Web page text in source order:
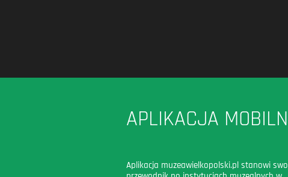
APLIKACJA
Aplikacja muzeawielkopolski.pl stanowi